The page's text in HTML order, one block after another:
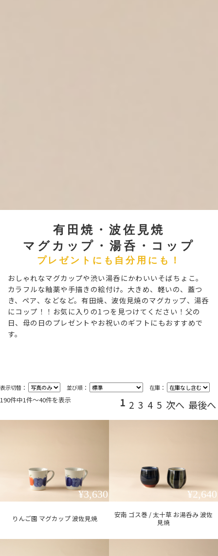
有田焼・波佐見焼
マグカップ・湯呑・コップ
プレゼントにも自分用にも！
おしゃれなマグカップや渋い湯呑にかわいいそばちょこ。
カラフルな釉薬や手描きの絵付け。大きめ、軽いの、蓋つ
き、ペア、などなど。有田焼、波佐見焼のマグカップ、湯呑
にコップ！！お気に入りの1つを見つけてください！父の
日、母の日のプレゼントやお祝いのギフトにもおすすめで
す。
表示切替： 並び順： 在庫：
190件中1件〜40件を表示 1 2 3 4 5 次へ 最後へ
りんご園 マグカップ 波佐見焼
¥3,630
安南 ゴス巻 / 太十草 お湯呑み 波佐
見焼
¥2,640